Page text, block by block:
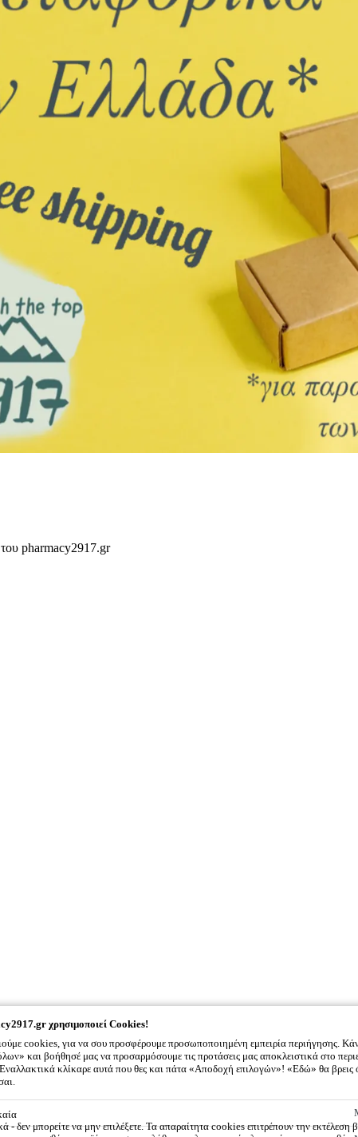
του pharmacy2917.gr
χρησιμοποιεί Cookies!
cookies, για να σου προσφέρουμε προσωποποιημένη εμπειρία περιήγησης.
και βοήθησέ μας να προσαρμόσουμε τις προτάσεις μας αποκλειστικά στο
Εναλλακτικά κλίκαρε αυτά που θες και πάτα «Αποδοχή επιλογών»! «Εδώ» θα βρεις
- δεν μπορείτε να μην επιλέξετε. Τα απαραίτητα cookies επιτρέπουν την εκτέλεση